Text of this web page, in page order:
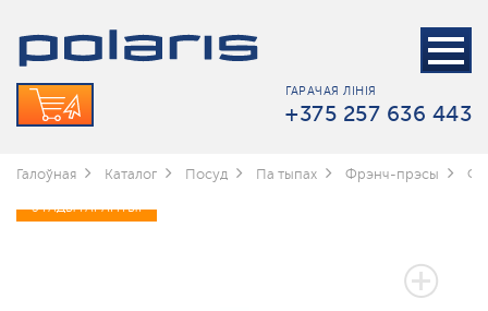
ГАРАЧАЯ ЛІНІЯ
+375 257 636 443
Галоўная Каталог Посуд Па тыпах Фрэнч-прэсы
3 ГАДЫ ГАРАНТЫІ